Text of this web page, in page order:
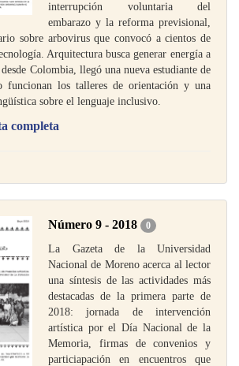
interrupción voluntaria del
embarazo y la reforma previsional,
sobre arbovirus que convocó a cientos de
Arquitectura busca generar energía a
Colombia, llegó una nueva estudiante de
funcionan los talleres de orientación y una
sobre el lenguaje inclusivo.
completa
Número 9 - 2018 0
La Gazeta de la Universidad
Nacional de Moreno acerca al lector
una síntesis de las actividades más
destacadas de la primera parte de
2018: jornada de intervención
artística por el Día Nacional de la
Memoria, firmas de convenios y
particiapación en encuentros que